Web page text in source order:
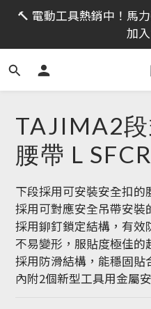
限時活動｜全館消費滿
趁現在！
🔨 電動工具熱銷中！馬
加
限時活動｜全館消費滿
趁現在！
TAJIMA2
腰帶 L
下段採用可安裝安全扣的
採用可對應安全吊帶安裝
採用鉚釘鎖定結構，有效
不易變形，服貼度極佳的
採用防滑結構，能穩固貼
內附2個新型工具用金屬